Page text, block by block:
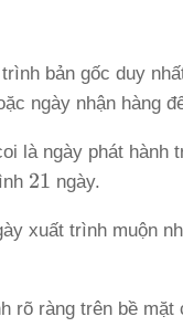
bản gốc duy
ngày nhận hàng
là ngày phát hành
21
21 ngày.
xuất trình muộn
rõ ràng trên bề